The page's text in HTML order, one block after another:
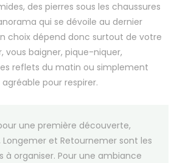
des pierres sous les chaussures
qui se dévoile au dernier
choix dépend donc surtout de votre
vous baigner, pique-niquer,
reflets du matin ou simplement
pour respirer.
une première découverte,
Longemer et Retournemer sont les
à organiser. Pour une ambiance